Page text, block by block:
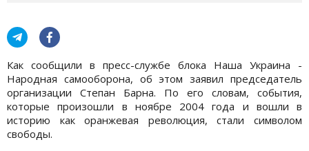
Как сообщили в пресс-службе блока Наша Украина -
Народная самооборона, об этом заявил председатель
организации Степан Барна. По его словам, события,
которые произошли в ноябре 2004 года и вошли в
историю как оранжевая революция, стали символом
свободы.